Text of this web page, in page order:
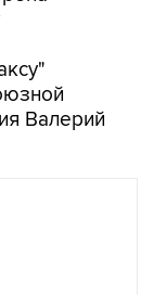
Валерий